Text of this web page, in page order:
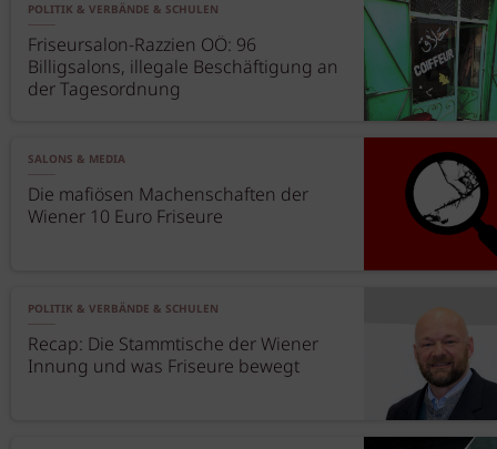
POLITIK & VERBÄNDE & SCHULEN
Friseursalon-Razzien OÖ: 96
Billigsalons, illegale Beschäftigung an
der Tagesordnung
SALONS & MEDIA
Die mafiösen Machenschaften der
Wiener 10 Euro Friseure
POLITIK & VERBÄNDE & SCHULEN
Recap: Die Stammtische der Wiener
Innung und was Friseure bewegt